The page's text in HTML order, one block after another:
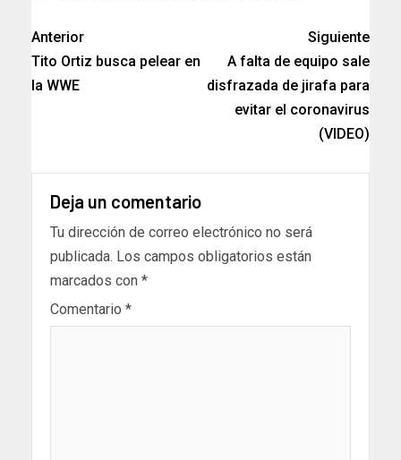
Anterior
Tito Ortiz busca pelear en
la WWE
Siguiente
A falta de equipo sale
disfrazada de jirafa para
evitar el coronavirus
(VIDEO)
Deja un comentario
Tu dirección de correo electrónico no será
publicada. Los campos obligatorios están
marcados con *
Comentario *